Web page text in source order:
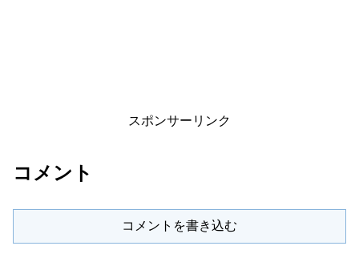
スポンサーリンク
コメント
コメントを書き込む